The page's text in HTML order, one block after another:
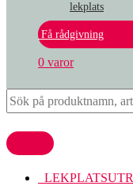
lekplats
Få rådgivning
0 varor